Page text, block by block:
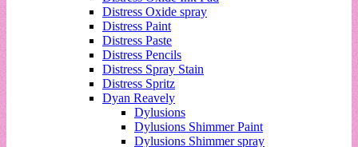
Distress Oxide spray
Distress Paint
Distress Paste
Distress Pencils
Distress Spray Stain
Distress Spritz
Dyan Reavely
Dylusions
Dylusions Shimmer Paint
Dylusions Shimmer spray